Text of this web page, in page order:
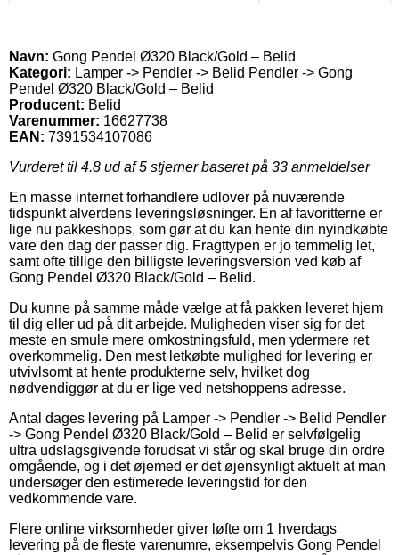
Navn: Gong Pendel Ø320 Black/Gold – Belid
Kategori: Lamper -> Pendler -> Belid Pendler -> Gong
Pendel Ø320 Black/Gold – Belid
Producent: Belid
Varenummer: 16627738
EAN: 7391534107086
Vurderet til 4.8 ud af 5 stjerner baseret på 33 anmeldelser
En masse internet forhandlere udlover på nuværende
tidspunkt alverdens leveringsløsninger. En af favoritterne er
lige nu pakkeshops, som gør at du kan hente din nyindkøbte
vare den dag der passer dig. Fragttypen er jo temmelig let,
samt ofte tillige den billigste leveringsversion ved køb af
Gong Pendel Ø320 Black/Gold – Belid.
Du kunne på samme måde vælge at få pakken leveret hjem
til dig eller ud på dit arbejde. Muligheden viser sig for det
meste en smule mere omkostningsfuld, men ydermere ret
overkommelig. Den mest letkøbte mulighed for levering er
utvivlsomt at hente produkterne selv, hvilket dog
nødvendiggør at du er lige ved netshoppens adresse.
Antal dages levering på Lamper -> Pendler -> Belid Pendler
-> Gong Pendel Ø320 Black/Gold – Belid er selvfølgelig
ultra udslagsgivende forudsat vi står og skal bruge din ordre
omgående, og i det øjemed er det øjensynligt aktuelt at man
undersøger den estimerede leveringstid for den
vedkommende vare.
Flere online virksomheder giver løfte om 1 hverdags
levering på de fleste varenumre, eksempelvis Gong Pendel